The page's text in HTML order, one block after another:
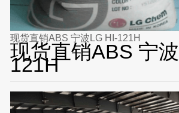
现货直销ABS 宁波LG HI-121H
现货直销ABS 宁
121H